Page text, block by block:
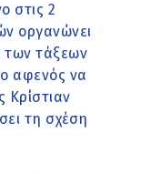
στις 2
οργανώνει
των τάξεων
αφενός να
Κρίστιαν
τη σχέση